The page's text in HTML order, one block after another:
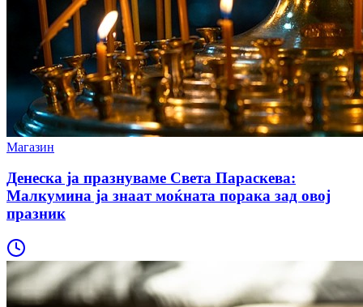
Магазин
Денеска ја празнуваме Света Параскева:
Малкумина ја знаат моќната порака зад овој
празник